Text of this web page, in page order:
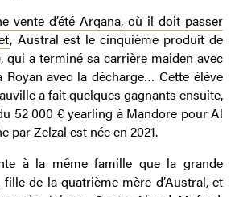
vente d’été Arqana, où il doit passer
, Austral est le cinquième produit de
qui a terminé sa carrière maiden avec
Royan avec la décharge… Cette élève
a fait quelques gagnants ensuite,
52 000 € yearling à Mandore pour Al
par Zelzal est née en 2021.
à la même famille que la grande
de la quatrième mère d’Austral, et